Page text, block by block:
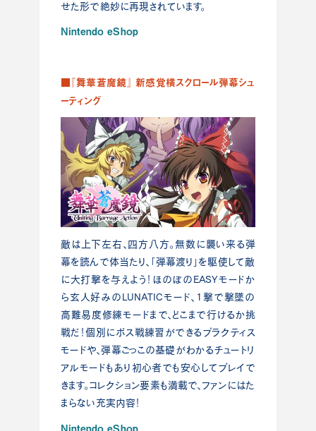
せた形で絶妙に再現されています。
Nintendo eShop
■『舞華蒼魔鏡』 新感覚横スクロール弾幕シュ
ーティング
敵は上下左右、四方八方。無数に襲い来る弾
幕を読んで体当たり、「弾幕渡り」を駆使して敵
に大打撃を与えよう！ほのぼのEASYモードか
ら玄人好みのLUNATICモード、1撃で撃墜の
高難易度修練モードまで、どこまで行けるか挑
戦だ！個別にボス戦練習ができるプラクティス
モードや、弾幕ごっこの基礎がわかるチュートリ
アルモードもあり初心者でも安心してプレイで
きます。コレクション要素も満載で、ファンにはた
まらない充実内容！
Nintendo eShop